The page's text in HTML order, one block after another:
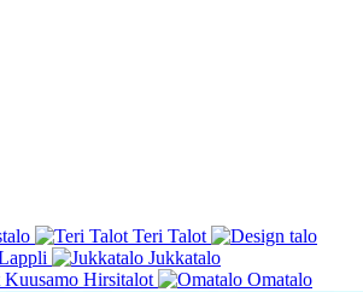
Teri Talot
Jukkatalo
Kuusamo Hirsitalot
Omatalo